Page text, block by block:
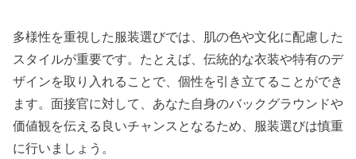
多様性を重視した服装選びでは、肌の色や文化に配慮した
スタイルが重要です。たとえば、伝統的な衣装や特有のデ
ザインを取り入れることで、個性を引き立てることができ
ます。面接官に対して、あなた自身のバックグラウンドや
価値観を伝える良いチャンスとなるため、服装選びは慎重
に行いましょう。